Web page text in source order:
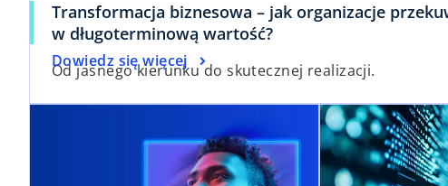
Transformacja biznesowa – jak organizacje
w długoterminową wartość?
Od jasnego kierunku do skutecznej realizacji.
Dowiedz się więcej